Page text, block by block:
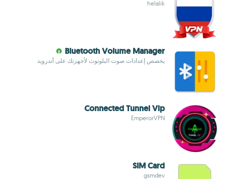
helalik
Bluetooth Volume Manager
يخصص إعدادات صوت البلوتوث لأجهزتك على أندرويد
Connected Tunnel Vip
EmperorVPN
SIM Card
gsmdev